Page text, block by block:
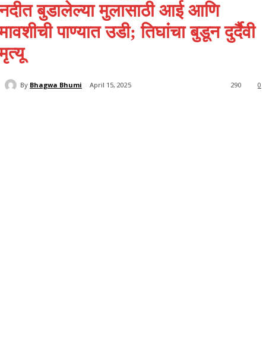
बुडालेल्या मुलासाठी आई आणि
पाण्यात उडी; तिघांचा बुडून दुर्दैवी
By Bhagwa Bhumi April 15, 2025 0
290